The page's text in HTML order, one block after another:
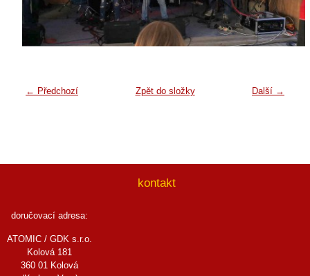
← Předchozí Další →
Zpět do složky
kontakt
doručovací adresa:
ATOMIC / GDK s.r.o.
Kolová 181
360 01 Kolová